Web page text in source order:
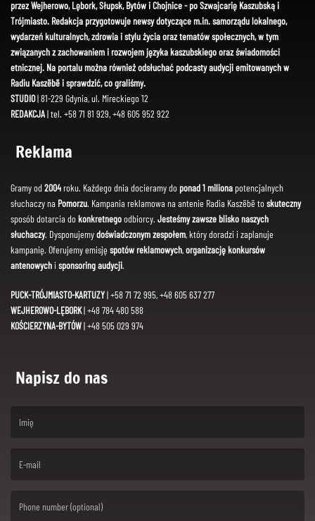
przez Wejherowo, Lębork, Słupsk, Bytów i Chojnice - po Szwajcarię Kaszubską i
Trójmiasto. Redakcja przygotowuje newsy dotyczące m.in. samorządu lokalnego,
wydarzeń kulturalnych, zdrowia i stylu życia oraz tematów społecznych, w tym
związanych z zachowaniem i rozwojem języka kaszubskiego oraz świadomości
etnicznej. Na portalu można również odsłuchać podcasty audycji emitowanych w
Radiu Kaszëbë i sprawdzić, co graliśmy.
STUDIO| 81-229 Gdynia, ul. Mireckiego 12
REDAKCJA| tel. +58 71 81 929, +48 605 952 922
Reklama
Gramy od 2004roku. Każdego dnia docieramy do ponad 1 miliona potencjalnych
słuchaczy na Pomorzu. Kampania reklamowa na antenie Radia Kaszëbë toskuteczny
sposób dotarcia do konkretnegoodbiorcy. Jesteśmy zawsze blisko naszych
słuchaczy. Dysponujemydoświadczonym zespołem, który doradzi i zaplanuje
kampanię. Oferujemy emisję spotów reklamowych,organizację konkursów
antenowychi sponsoring audycji.
PUCK-TRÓJMIASTO-KARTUZY| +58 71 72 995, +48 605 637 277
WEJHEROWO-LĘBORK| +48 784 480 588
KOŚCIERZYNA-BYTÓW| +48 505 029 974
Napisz do nas